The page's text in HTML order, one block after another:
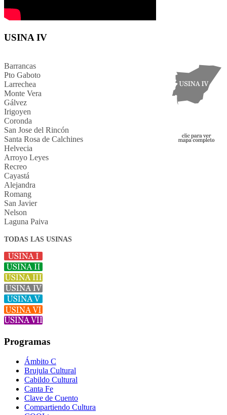
USINA IV
Barrancas
Pto Gaboto
Larrechea
Monte Vera
Gálvez
Irigoyen
Coronda
San Jose del Rincón
Santa Rosa de Calchines
Helvecia
Arroyo Leyes
Recreo
Cayastá
Alejandra
Romang
San Javier
Nelson
Laguna Paiva
TODAS LAS USINAS
Programas
Ámbito C
Brujula Cultural
Cabildo Cultural
Canta Fe
Clave de Cuento
Compartiendo Cultura